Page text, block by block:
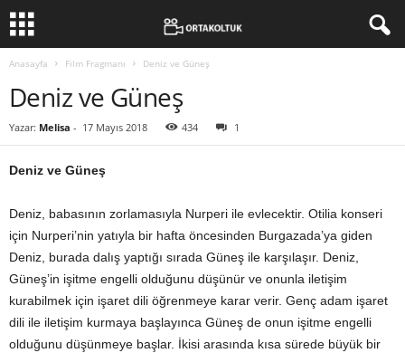
Anasayfa Film Fragmanı Deniz ve Güneş
Deniz ve Güneş
Yazar: Melisa - 17 Mayıs 2018 434 1
Deniz ve Güneş
Deniz, babasının zorlamasıyla Nurperi ile evlecektir. Otilia konseri
için Nurperi’nin yatıyla bir hafta öncesinden Burgazada’ya giden
Deniz, burada dalış yaptığı sırada Güneş ile karşılaşır. Deniz,
Güneş’in işitme engelli olduğunu düşünür ve onunla iletişim
kurabilmek için işaret dili öğrenmeye karar verir. Genç adam işaret
dili ile iletişim kurmaya başlayınca Güneş de onun işitme engelli
olduğunu düşünmeye başlar. İkisi arasında kısa sürede büyük bir